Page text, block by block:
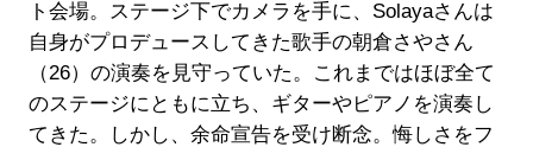
ト会場。ステージ下でカメラを手に、Solayaさんは
自身がプロデュースしてきた歌手の朝倉さやさん
（26）の演奏を見守っていた。これまではほぼ全て
のステージにともに立ち、ギターやピアノを演奏し
てきた。しかし、余命宣告を受け断念。悔しさをフ